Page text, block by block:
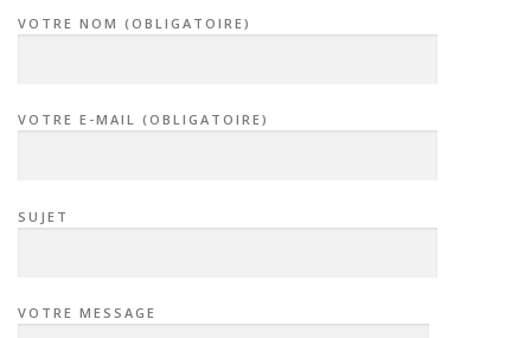
VOTRE NOM (OBLIGATOIRE)
VOTRE E-MAIL (OBLIGATOIRE)
SUJET
VOTRE MESSAGE